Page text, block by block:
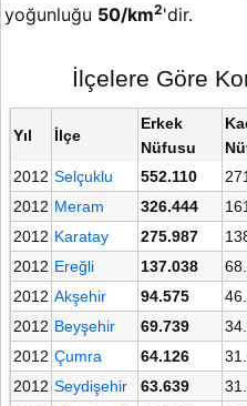
yoğunluğu 50/km2'dir.
İlçelere Göre
Yıl İlçe
Erkek
Nüfusu
2012 Selçuklu 552.110
2012 Meram 326.444
2012 Karatay 275.987
2012 Ereğli 137.038
2012 Akşehir 94.575
2012 Beyşehir 69.739
2012 Çumra 64.126
2012 Seydişehir 63.639